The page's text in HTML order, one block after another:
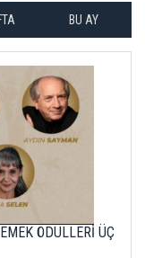
BU AY
ÖDÜLLERİ ÜÇ